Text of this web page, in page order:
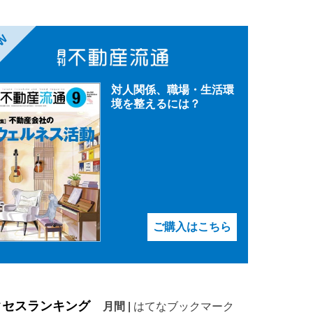
対人関係、職場・生活環
境を整えるには？
ご購入はこちら
セスランキング 月間 はてなブックマーク